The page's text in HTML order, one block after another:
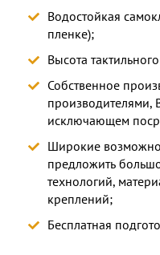
Водостойкая
пленке);
Высота
Собственное
производителями,
исключающем
Широкие
предложить
технологий,
креплений;
Бесплатная